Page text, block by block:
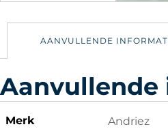
AANVULLENDE
Merk Andriez